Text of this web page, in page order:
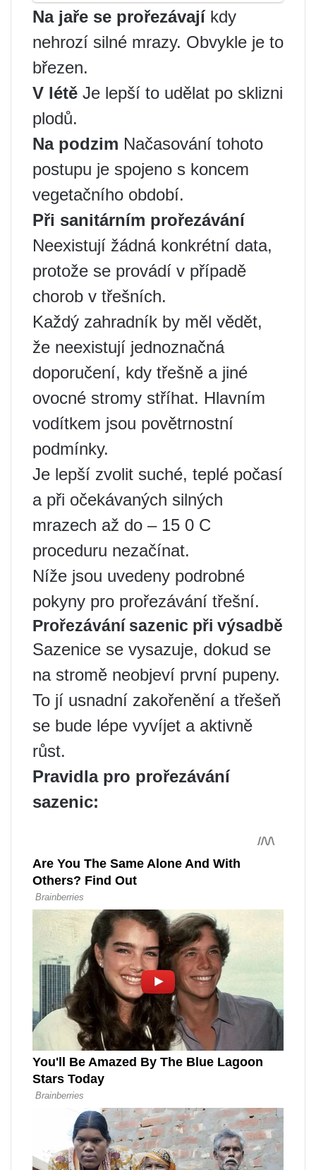
Na jaře se prořezávajíkdy
nehrozí silné mrazy. Obvykle je to
březen.
V létě Je lepší to udělat po sklizni
plodů.
Na podzim Načasování tohoto
postupu je spojeno s koncem
vegetačního období.
Při sanitárním prořezávání
Neexistují žádná konkrétní data,
protože se provádí v případě
chorob v třešních.
Každý zahradník by měl vědět,
že neexistují jednoznačná
doporučení, kdy třešně a jiné
ovocné stromy stříhat. Hlavním
vodítkem jsou povětrnostní
podmínky.
Je lepší zvolit suché, teplé počasí
a při očekávaných silných
mrazech až do – 15 0 C
proceduru nezačínat.
Níže jsou uvedeny podrobné
pokyny pro prořezávání třešní.
Prořezávání sazenic při výsadbě
Sazenice se vysazuje, dokud se
na stromě neobjeví první pupeny.
To jí usnadní zakořenění a třešeň
se bude lépe vyvíjet a aktivně
růst.
Pravidla pro prořezávání
sazenic: